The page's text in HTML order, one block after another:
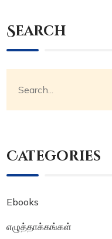
Search
Categories
Ebooks
எழுத்தாக்கங்கள்